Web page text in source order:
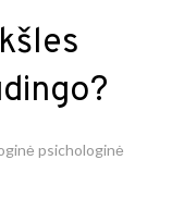
psichologinė